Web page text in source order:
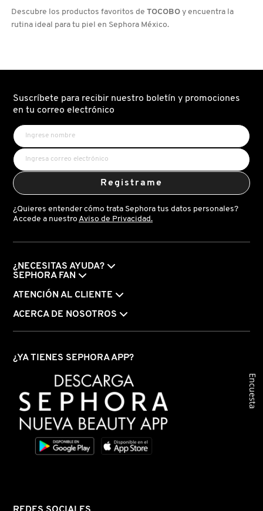
Descubre los productos favoritos de TOCOBO y encuentra la
rutina ideal para tu piel en Sephora México.
Suscríbete para recibir nuestro boletín y promociones
en tu correo electrónico
Registrame
¿Quieres entender cómo trata Sephora tus datos personales?
Accede a nuestro Aviso de Privacidad.
¿NECESITAS AYUDA?
SEPHORA FAN
ATENCIÓN AL CLIENTE
ACERCA DE NOSOTROS
¿YA TIENES SEPHORA APP?
Encuesta